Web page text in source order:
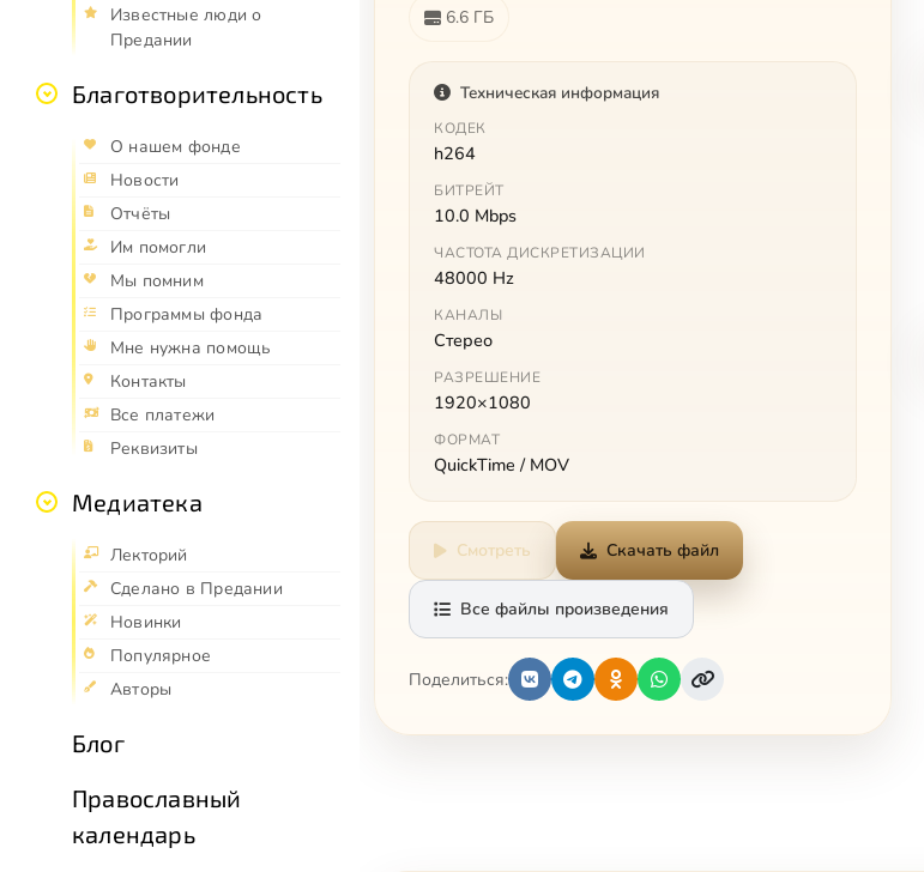
Известные люди о
Предании
Благотворительность
О нашем фонде
Новости
Отчёты
Им помогли
Мы помним
Программы фонда
Мне нужна помощь
Контакты
Все платежи
Реквизиты
Медиатека
Лекторий
Сделано в Предании
Новинки
Популярное
Авторы
Блог
Православный
календарь
6.6 ГБ
Техническая информация
КОДЕК
h264
БИТРЕЙТ
10.0 Mbps
ЧАСТОТА ДИСКРЕТИЗАЦИИ
48000 Hz
КАНАЛЫ
Стерео
РАЗРЕШЕНИЕ
1920×1080
ФОРМАТ
QuickTime / MOV
Смотреть Скачать файл
Все файлы произведения
Поделиться: